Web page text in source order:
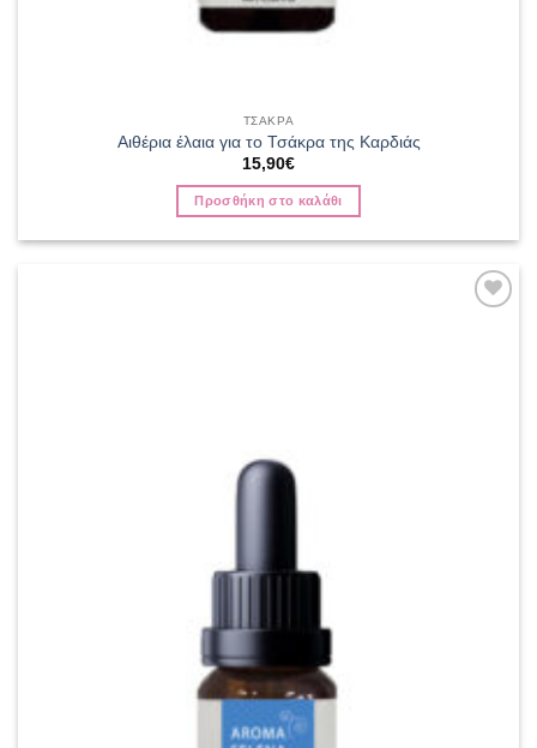
ΤΣΑΚΡΑ
Αιθέρια έλαια για το Τσάκρα της Καρδιάς
15,90€
Προσθήκη στο καλάθι